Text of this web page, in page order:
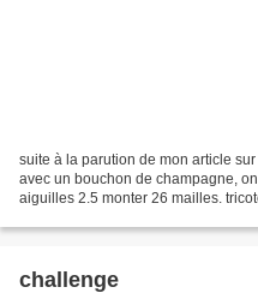
suite à la parution de mon article
avec un bouchon de champagne,
aiguilles 2.5 monter 26 mailles.
challenge